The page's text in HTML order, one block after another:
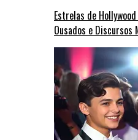
Estrelas de
Ousados e Discursos